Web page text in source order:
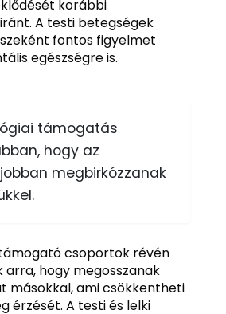
korábbi
A testi betegségek
fontos figyelmet
egészségre is.
támogatás
hogy az
megbirkózzanak
csoportok révén
arra, hogy megosszanak
másokkal, ami csökkentheti
érzését. A testi és lelki